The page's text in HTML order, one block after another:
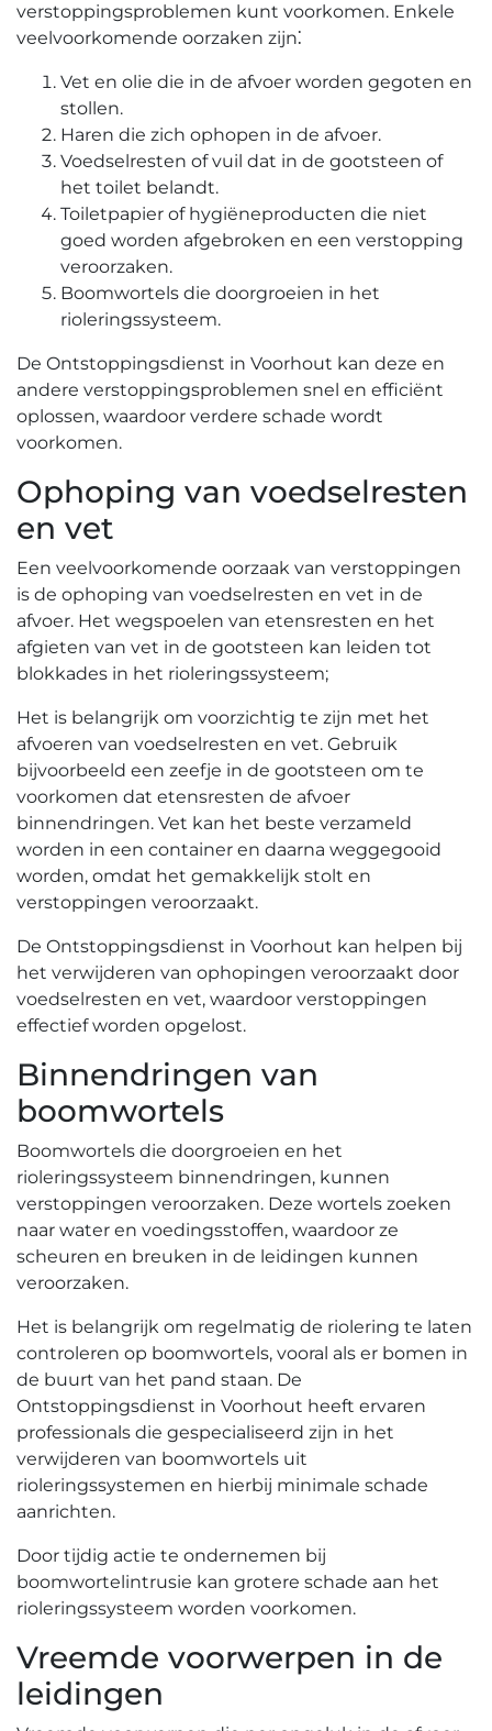
verstoppingsproblemen kunt voorkomen.​ Enkele
veelvoorkomende oorzaken zijn⁚
Vet en olie die in de afvoer worden gegoten en
stollen.
Haren die zich ophopen in de afvoer.​
Voedselresten of vuil dat in de gootsteen of
het toilet belandt.
Toiletpapier of hygiëneproducten die niet
goed worden afgebroken en een verstopping
veroorzaken.
Boomwortels die doorgroeien in het
rioleringssysteem.​
De Ontstoppingsdienst in Voorhout kan deze en
andere verstoppingsproblemen snel en efficiënt
oplossen, waardoor verdere schade wordt
voorkomen.​
Ophoping van voedselresten
en vet
Een veelvoorkomende oorzaak van verstoppingen
is de ophoping van voedselresten en vet in de
afvoer.​ Het wegspoelen van etensresten en het
afgieten van vet in de gootsteen kan leiden tot
blokkades in het rioleringssysteem;
Het is belangrijk om voorzichtig te zijn met het
afvoeren van voedselresten en vet. Gebruik
bijvoorbeeld een zeefje in de gootsteen om te
voorkomen dat etensresten de afvoer
binnendringen.​ Vet kan het beste verzameld
worden in een container en daarna weggegooid
worden, omdat het gemakkelijk stolt en
verstoppingen veroorzaakt.​
De Ontstoppingsdienst in Voorhout kan helpen bij
het verwijderen van ophopingen veroorzaakt door
voedselresten en vet, waardoor verstoppingen
effectief worden opgelost.​
Binnendringen van
boomwortels
Boomwortels die doorgroeien en het
rioleringssysteem binnendringen, kunnen
verstoppingen veroorzaken.​ Deze wortels zoeken
naar water en voedingsstoffen, waardoor ze
scheuren en breuken in de leidingen kunnen
veroorzaken.​
Het is belangrijk om regelmatig de riolering te laten
controleren op boomwortels, vooral als er bomen in
de buurt van het pand staan.​ De
Ontstoppingsdienst in Voorhout heeft ervaren
professionals die gespecialiseerd zijn in het
verwijderen van boomwortels uit
rioleringssystemen en hierbij minimale schade
aanrichten.​
Door tijdig actie te ondernemen bij
boomwortelintrusie kan grotere schade aan het
rioleringssysteem worden voorkomen.​
Vreemde voorwerpen in de
leidingen